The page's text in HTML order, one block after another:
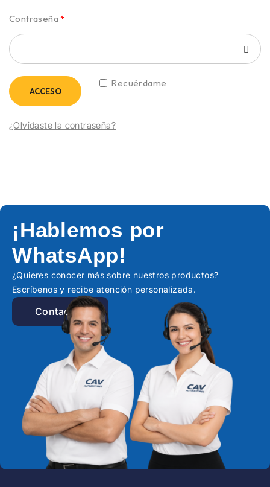
Contraseña*
Recuérdame
ACCESO
¿Olvidaste la contraseña?
¡Hablemos por
WhatsApp!
¿Quieres conocer más sobre nuestros productos?
Escríbenos y recibe atención personalizada.
Contactar!